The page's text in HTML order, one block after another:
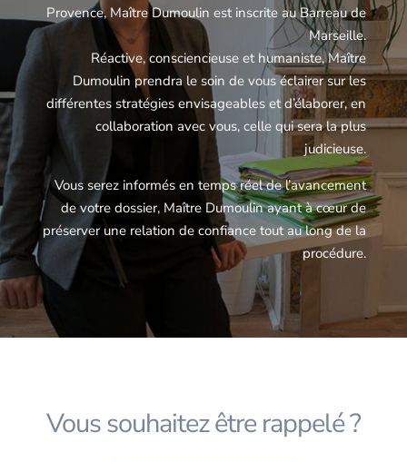
Provence, Maître Dumoulin est inscrite au Barreau de
Marseille.
Réactive, consciencieuse et humaniste, Maître
Dumoulin prendra le soin de vous éclairer sur les
différentes stratégies envisageables et d’élaborer, en
collaboration avec vous, celle qui sera la plus
judicieuse.
Vous serez informés en temps réel de l’avancement
de votre dossier, Maître Dumoulin ayant à cœur de
préserver une relation de confiance tout au long de la
procédure.
Vous souhaitez être rappelé ?